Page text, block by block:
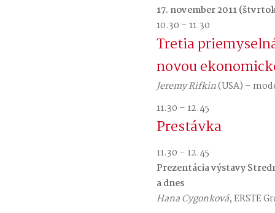
17. november 2011
10.30 – 11.30
Tretia
novou
Jeremy Rifkin(USA) –
11.30 – 12.45
Prestávka
11.30 – 12.45
Prezentácia výstavy
a dnes
Hana Cygonková, ERSTE